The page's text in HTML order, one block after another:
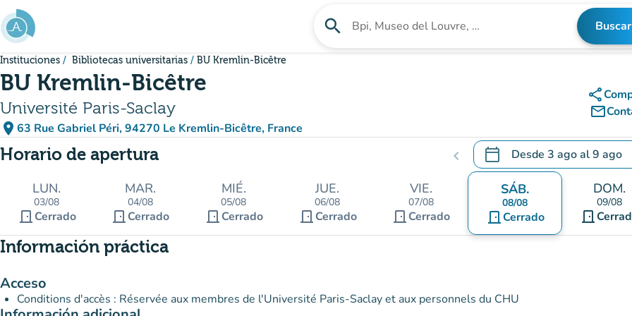
Ir al contenido principal
search Buscar un establecimiento Buscar
Instituciones Bibliotecas universitarias BU Kremlin-Bicêtre
BU Kremlin-Bicêtre
Université Paris-Saclay
place 63 Rue Gabriel Péri, 94270 Le Kremlin-Bicêtre, France
(abrir en Google Maps)
(nueva pestaña)
share
mail_outline
Horario de apertura chevron_left calendar_today Desde 3 agoal9 ago
.Abra el calendario para
LUN.
03/08
door_front Cerrado
MAR.
04/08
door_front Cerrado
MIÉ.
05/08
door_front Cerrado
JUE.
06/08
door_front Cerrado
VIE.
07/08
door_front Cerrado
SÁB.
08/08
door_front Cerrado
DOM.
09/08
door_front
Información práctica
Acceso
Conditions d'accès : Réservée aux membres de l'Université Paris-Saclay et aux personnels du CHU